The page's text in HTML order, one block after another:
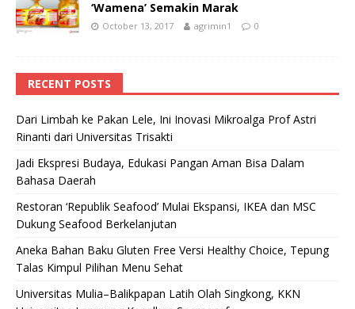
‘Wamena’ Semakin Marak
October 13, 2017 agrimin1 0
RECENT POSTS
Dari Limbah ke Pakan Lele, Ini Inovasi Mikroalga Prof Astri
Rinanti dari Universitas Trisakti
Jadi Ekspresi Budaya, Edukasi Pangan Aman Bisa Dalam
Bahasa Daerah
Restoran ‘Republik Seafood’ Mulai Ekspansi, IKEA dan MSC
Dukung Seafood Berkelanjutan
Aneka Bahan Baku Gluten Free Versi Healthy Choice, Tepung
Talas Kimpul Pilihan Menu Sehat
Universitas Mulia–Balikpapan Latih Olah Singkong, KKN